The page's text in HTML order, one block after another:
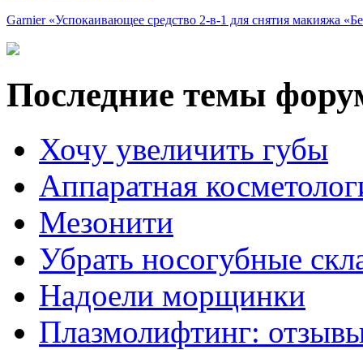
Garnier «Успокаивающее средство 2-в-1 для снятия макияжа
Последние темы
Хочу увеличить губы
Аппаратная
Мезонити
Убрать носогубные
Надоели морщинки
Плазмолифтинг: